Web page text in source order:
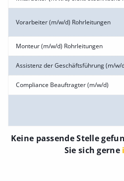
Vorarbeiter (m/w/d) Rohrleitungen
Monteur (m/w/d) Rohrleitungen
Assistenz der Geschäftsführung (m/w/
Compliance Beauftragter (m/w/d)
Keine passende Stelle
Sie sich gerne